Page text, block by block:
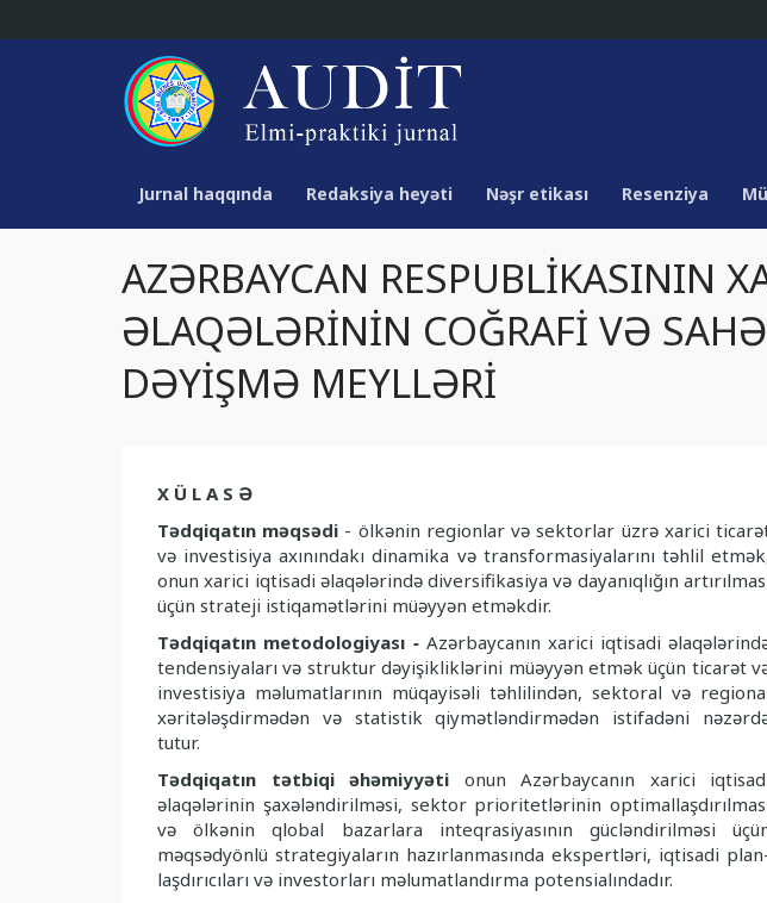
Jurnal haqqında Redaksiya heyəti Nəşr etikası Resenziya
AZƏRBAYCAN RESPUBLİKASININ
ƏLAQƏLƏRİNİN COĞRAFİ VƏ
DƏYİŞMƏ MEYLLƏRİ
X Ü L A S Ə
Tədqiqatın məqsədi - ölkənin regionlar və sektorlar üzrə xarici
və investisiya axı­nındakı dinamika və transformasiyalarını təhlil
onun xarici iqtisadi əlaqələrində di­ver­sifikasiya və dayanıqlığın
üçün strateji istiqamətlərini müəyyən etməkdir.
Tədqiqatın metodologiyası - Azərbaycanın xarici iqtisadi
tendensiyaları və struktur dəyişikliklərini müəyyən etmək üçün ticarət
investisiya məlumatlarının müqayisəli təhlilindən, sektoral və
xəritələşdirmədən və statistik qiymətləndirmədən istifadəni
tutur.
Tədqiqatın tətbiqi əhəmiyyəti onun Azərbaycanın xarici
əlaqələrinin şaxələn­dirilməsi, sektor prioritetlərinin
və ölkənin qlobal bazarlara inteqrasiyasının güc­ləndirilməsi
məqsədyönlü strategiyaların hazırlanmasında ekspertləri, iqtisadi
laş­dırıcıları və investorları məlumatlandırma potensialındadır.